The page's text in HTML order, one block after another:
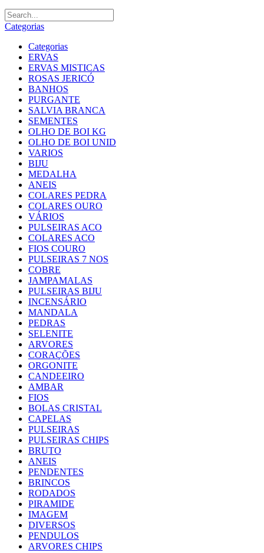
Categorias
Categorias
ERVAS
ERVAS MISTICAS
ROSAS JERICÓ
BANHOS
PURGANTE
SALVIA BRANCA
SEMENTES
OLHO DE BOI KG
OLHO DE BOI UNID
VARIOS
BIJU
MEDALHA
ANEIS
COLARES PEDRA
COLARES OURO
VÁRIOS
PULSEIRAS ACO
COLARES ACO
FIOS COURO
PULSEIRAS 7 NOS
COBRE
JAMPAMALAS
PULSEIRAS BIJU
INCENSÁRIO
MANDALA
PEDRAS
SELENITE
ARVORES
CORAÇÕES
ORGONITE
CANDEEIRO
AMBAR
FIOS
BOLAS CRISTAL
CAPELAS
PULSEIRAS
PULSEIRAS CHIPS
BRUTO
ANEIS
PENDENTES
BRINCOS
RODADOS
PIRAMIDE
IMAGEM
DIVERSOS
PENDULOS
ARVORES CHIPS